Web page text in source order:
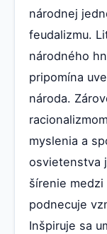
národnej
feudalizmu.
národného
pripomína
národa.
myslenia a
osvietenstva
šírenie
podnecuje
Inšpiruje sa